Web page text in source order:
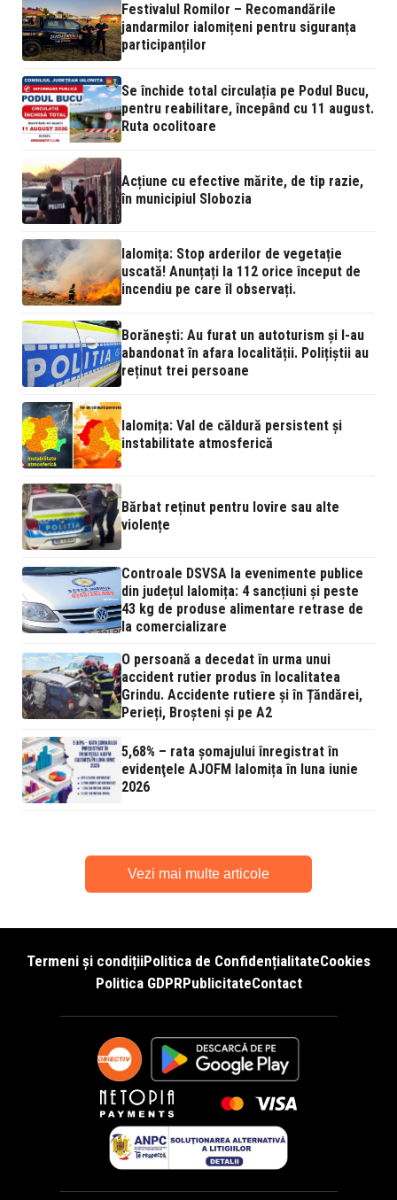
Festivalul Romilor – Recomandările
jandarmilor ialomițeni pentru siguranța
participanților
Se închide total circulația pe Podul Bucu,
pentru reabilitare, începând cu 11 august.
Ruta ocolitoare
Acțiune cu efective mărite, de tip razie,
în municipiul Slobozia
Ialomița: Stop arderilor de vegetație
uscată! Anunțați la 112 orice început de
incendiu pe care îl observați.
Borănești: Au furat un autoturism și l-au
abandonat în afara localității. Polițiștii au
reținut trei persoane
Ialomița: Val de căldură persistent și
instabilitate atmosferică
Bărbat reținut pentru lovire sau alte
violențe
Controale DSVSA la evenimente publice
din județul Ialomița: 4 sancțiuni și peste
43 kg de produse alimentare retrase de
la comercializare
O persoană a decedat în urma unui
accident rutier produs în localitatea
Grindu. Accidente rutiere și în Țăndărei,
Perieți, Broșteni și pe A2
5,68% – rata şomajului înregistrat în
evidenţele AJOFM Ialomița în luna iunie
2026
Vezi mai multe articole
Termeni și condițiiPolitica de ConfidențialitateCookies
Politica GDPRPublicitateContact